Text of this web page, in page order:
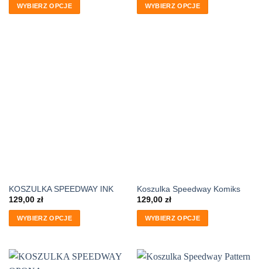
WYBIERZ OPCJE WYBIERZ OPCJE
KOSZULKA SPEEDWAY INK
129,00 zł
WYBIERZ OPCJE
Koszulka Speedway Komiks
129,00 zł
WYBIERZ OPCJE